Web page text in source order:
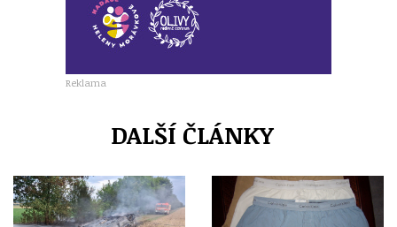
Reklama
DALŠÍ ČLÁNKY